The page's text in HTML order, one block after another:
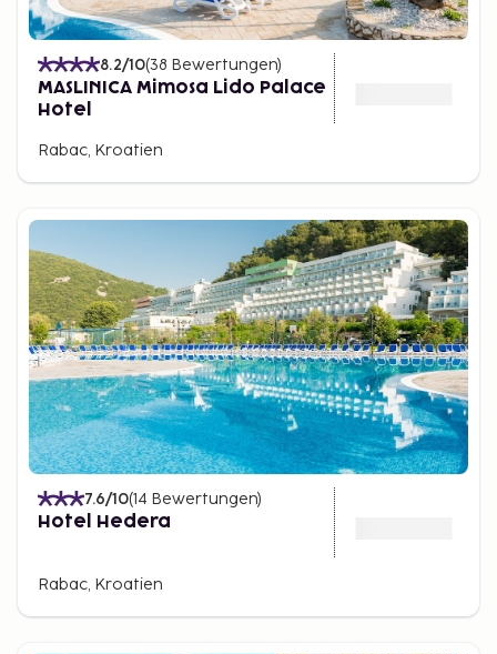
8.2/10(38 Bewertungen)
MASLINICA Mimosa Lido Palace
Hotel
Rabac, Kroatien
7.6/10(14 Bewertungen)
Hotel Hedera
Rabac, Kroatien